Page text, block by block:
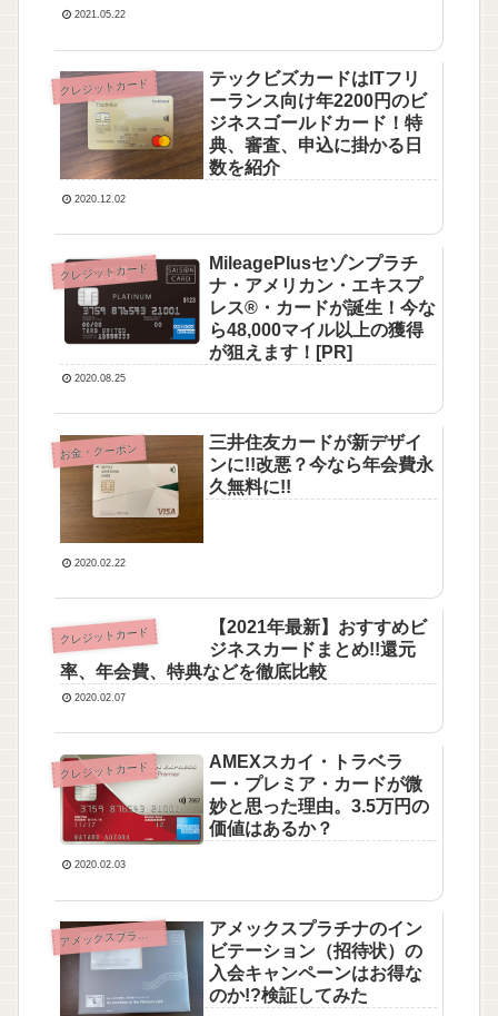
2021.05.22
クレジットカード
テックビズカードはITフリ
ーランス向け年2200円のビ
ジネスゴールドカード！特
典、審査、申込に掛かる日
数を紹介
2020.12.02
クレジットカード
MileagePlusセゾンプラチ
ナ・アメリカン・エキスプ
レス®・カードが誕生！今な
ら48,000マイル以上の獲得
が狙えます！[PR]
2020.08.25
お金・クーポン
三井住友カードが新デザイ
ンに!!改悪？今なら年会費永
久無料に!!
2020.02.22
クレジットカード
【2021年最新】おすすめビ
ジネスカードまとめ!!還元
率、年会費、特典などを徹底比較
2020.02.07
クレジットカード
AMEXスカイ・トラベラ
ー・プレミア・カードが微
妙と思った理由。3.5万円の
価値はあるか？
2020.02.03
ア メックスプラチナ（AMEX PLATINUM）
アメックスプラチナのイン
ビテーション（招待状）の
入会キャンペーンはお得な
のか!?検証してみた